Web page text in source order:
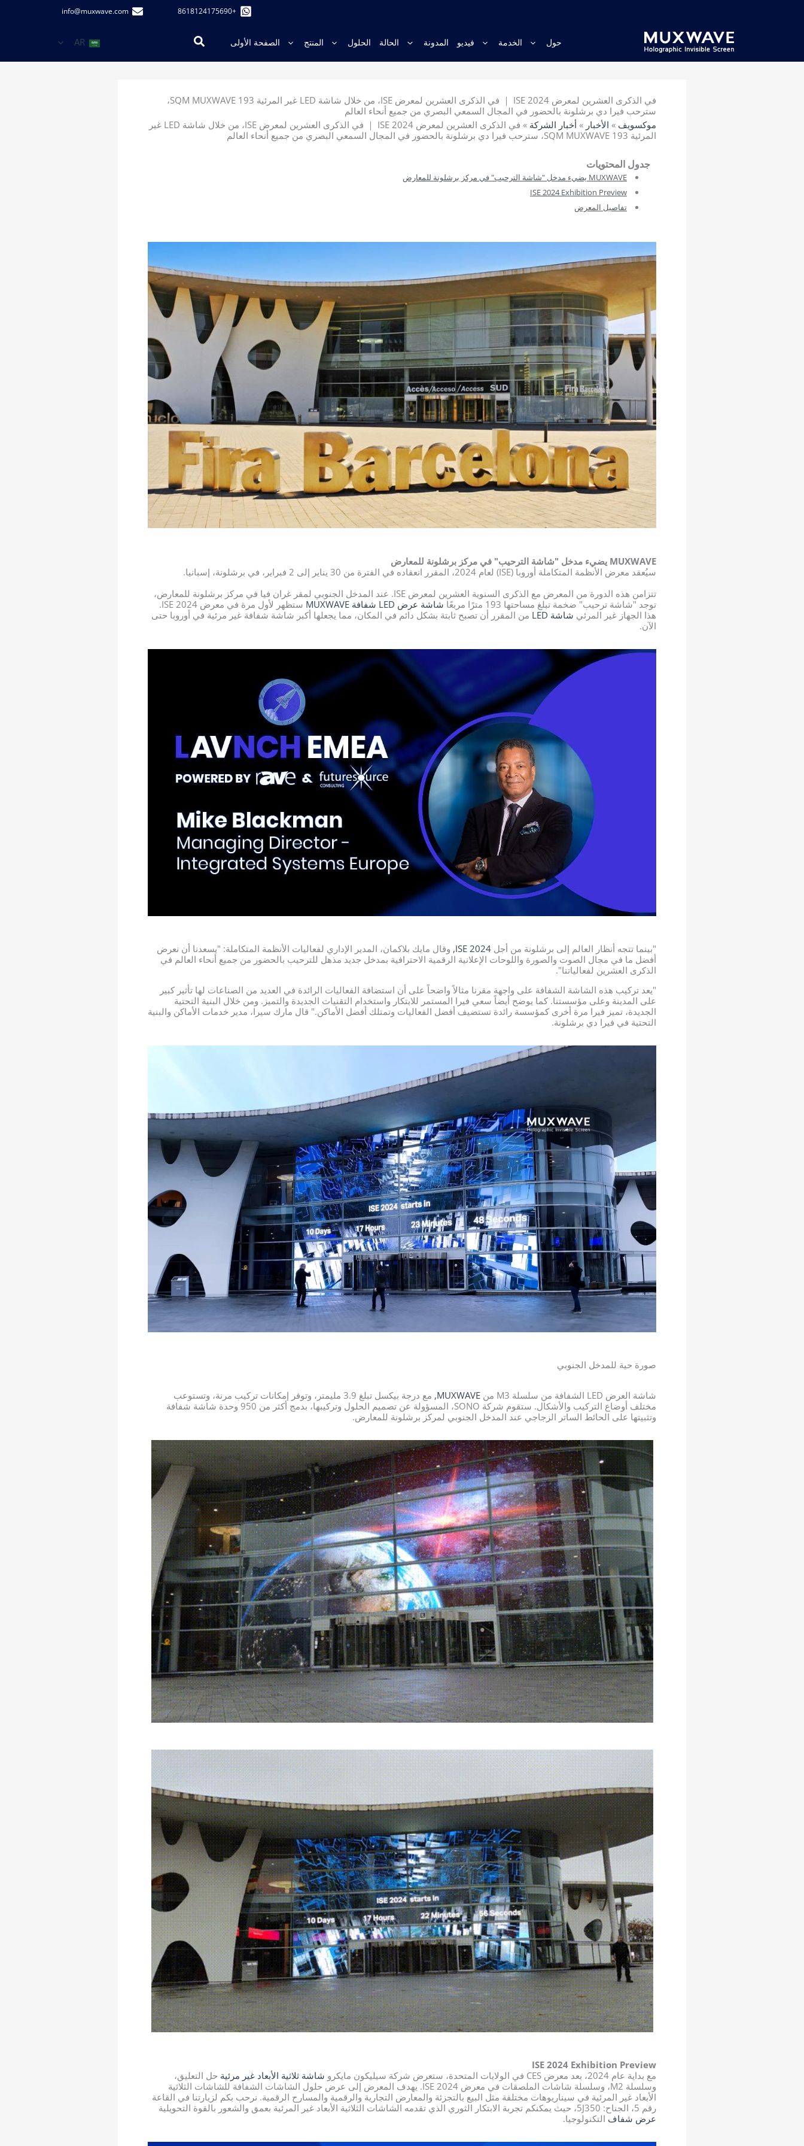
+8618124175690
info@muxwave.com
الصفحة الأولى المنتج الحلول الحالة المدونة فيديو الخدمة حول البحث AR
في الذكرى العشرين لمعرض ISE 2024 ｜ في الذكرى العشرين لمعرض ISE، من خلال شاشة LED غير المرئية 193 SQM MUXWAVE،
سترحب فيرا دي برشلونة بالحضور في المجال السمعي البصري من جميع أنحاء العالم
موكسويف » الأخبار » أخبار الشركة »
في الذكرى العشرين لمعرض ISE 2024 ｜ في الذكرى العشرين لمعرض ISE، من خلال شاشة LED غير
المرئية 193 SQM MUXWAVE، سترحب فيرا دي برشلونة بالحضور في المجال السمعي البصري من جميع أنحاء العالم
جدول المحتويات
MUXWAVE يضيء مدخل "شاشة الترحيب" في مركز برشلونة للمعارض
ISE 2024 Exhibition Preview
تفاصيل المعرض
MUXWAVE يضيء مدخل "شاشة الترحيب" في مركز برشلونة للمعارض
سيُعقد معرض الأنظمة المتكاملة أوروبا (ISE) لعام 2024، المقرر انعقاده في الفترة من 30 يناير إلى 2 فبراير، في برشلونة، إسبانيا.
تتزامن هذه الدورة من المعرض مع الذكرى السنوية العشرين لمعرض ISE. عند المدخل الجنوبي لمقر غران فيا في مركز برشلونة للمعارض،
توجد "شاشة ترحيب" ضخمة تبلغ مساحتها 193 مترًا مربعًا
شاشة عرض LED شفافة MUXWAVE
ستظهر لأول مرة في معرض ISE 2024.
هذا الجهاز غير المرئي شاشة LED
من المقرر أن تصبح ثابتة بشكل دائم في المكان، مما يجعلها أكبر شاشة شفافة غير مرئية في أوروبا حتى
الآن.
"بينما تتجه أنظار العالم إلى برشلونة من أجل ISE 2024, وقال مايك بلاكمان، المدير الإداري لفعاليات الأنظمة المتكاملة: "يسعدنا أن نعرض
أفضل ما في مجال الصوت والصورة واللوحات الإعلانية الرقمية الاحترافية بمدخل جديد مذهل للترحيب بالحضور من جميع أنحاء العالم في
الذكرى العشرين لفعالياتنا".
"يعد تركيب هذه الشاشة الشفافة على واجهة مقرنا مثالاً واضحاً على أن استضافة الفعاليات الرائدة في العديد من الصناعات لها تأثير كبير
على المدينة وعلى مؤسستنا. كما يوضح أيضاً سعي فيرا المستمر للابتكار واستخدام التقنيات الجديدة والتميز. ومن خلال البنية التحتية
الجديدة، تميز فيرا مرة أخرى كمؤسسة رائدة تستضيف أفضل الفعاليات وتمتلك أفضل الأماكن." قال مارك سيرا، مدير خدمات الأماكن والبنية
التحتية في فيرا دي برشلونة.
صورة حية للمدخل الجنوبي
شاشة العرض LED الشفافة من سلسلة M3 من MUXWAVE,
مع درجة بيكسل تبلغ 3.9 مليمتر، وتوفر إمكانات تركيب مرنة، وتستوعب
مختلف أوضاع التركيب والأشكال. ستقوم شركة SONO، المسؤولة عن تصميم الحلول وتركيبها، بدمج أكثر من 950 وحدة شاشة شفافة
وتثبيتها على الحائط الساتر الزجاجي عند المدخل الجنوبي لمركز برشلونة للمعارض.
ISE 2024 Exhibition Preview
مع بداية عام 2024، بعد معرض CES في الولايات المتحدة، ستعرض شركة سيليكون مايكرو
شاشة ثلاثية الأبعاد غير مرئية حل التعليق،
وسلسلة M2، وسلسلة شاشات الملصقات في معرض ISE 2024. يهدف المعرض إلى عرض حلول الشاشات الشفافة للشاشات الثلاثية
الأبعاد غير المرئية في سيناريوهات مختلفة مثل البيع بالتجزئة والمعارض التجارية والرقمية والمسارح الرقمية. نرحب بكم لزيارتنا في القاعة
رقم 5، الجناح: 5J350، حيث يمكنكم تجربة الابتكار الثوري الذي تقدمه الشاشات الثلاثية الأبعاد غير المرئية بعمق والشعور بالقوة التحويلية
عرض شفاف التكنولوجيا.